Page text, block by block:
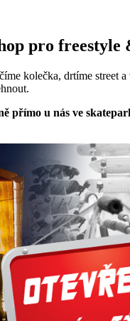
pro
kolečka, drtíme street
přímo u nás ve